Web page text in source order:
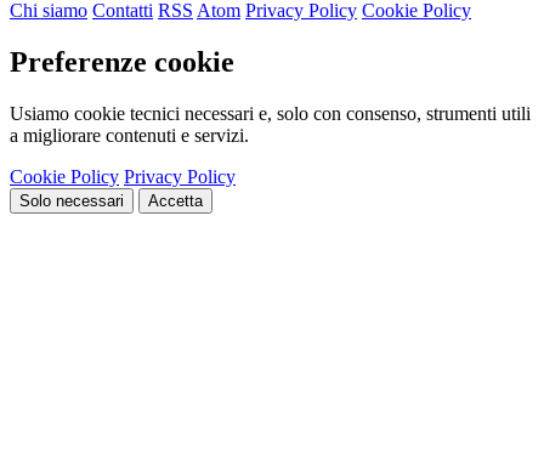
Chi siamo Contatti RSS Atom Privacy Policy Cookie Policy
Preferenze cookie
Usiamo cookie tecnici necessari e, solo con consenso, strumenti utili
a migliorare contenuti e servizi.
Cookie Policy Privacy Policy
Solo necessari Accetta